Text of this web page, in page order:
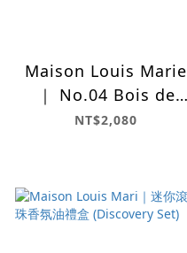
Maison Louis Marie
｜ No.04 Bois de
Balincour 滾珠香氛
NT$2,080